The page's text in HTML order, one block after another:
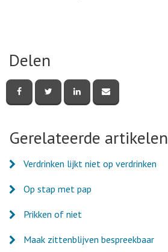
Delen
deze
pagina
deze
pagina
deze
pagina
deze
pagina
mail
Gerelateerde artikelen
Verdrinken lijkt niet op verdrinken
Op stap met pap
Prikken of niet
Maak zittenblijven bespreekbaar